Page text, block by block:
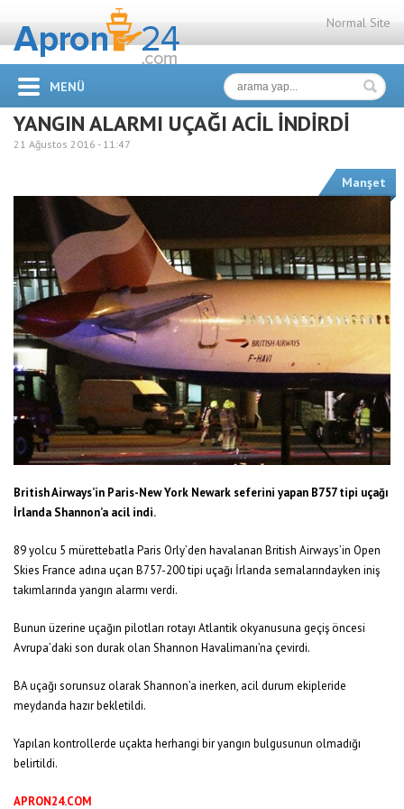
Normal Site
MENÜ
YANGIN ALARMI UÇAĞI ACİL İNDİRDİ
21 Ağustos 2016 - 11:47
Manşet
British Airways’in Paris-New York Newark seferini yapan B757 tipi uçağı
İrlanda Shannon’a acil indi.
89 yolcu 5 mürettebatla Paris Orly’den havalanan British Airways’in Open
Skies France adına uçan B757-200 tipi uçağı İrlanda semalarındayken iniş
takımlarında yangın alarmı verdi.
Bunun üzerine uçağın pilotları rotayı Atlantik okyanusuna geçiş öncesi
Avrupa’daki son durak olan Shannon Havalimanı’na çevirdi.
BA uçağı sorunsuz olarak Shannon’a inerken, acil durum ekipleride
meydanda hazır bekletildi.
Yapılan kontrollerde uçakta herhangi bir yangın bulgusunun olmadığı
belirtildi.
APRON24.COM